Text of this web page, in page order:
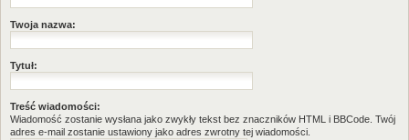
Twoja nazwa:
Tytuł:
Treść wiadomości:
Wiadomość zostanie wysłana jako zwykły tekst bez znaczników HTML i BBCode. Twój
adres e-mail zostanie ustawiony jako adres zwrotny tej wiadomości.